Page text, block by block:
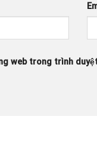
web trong trình